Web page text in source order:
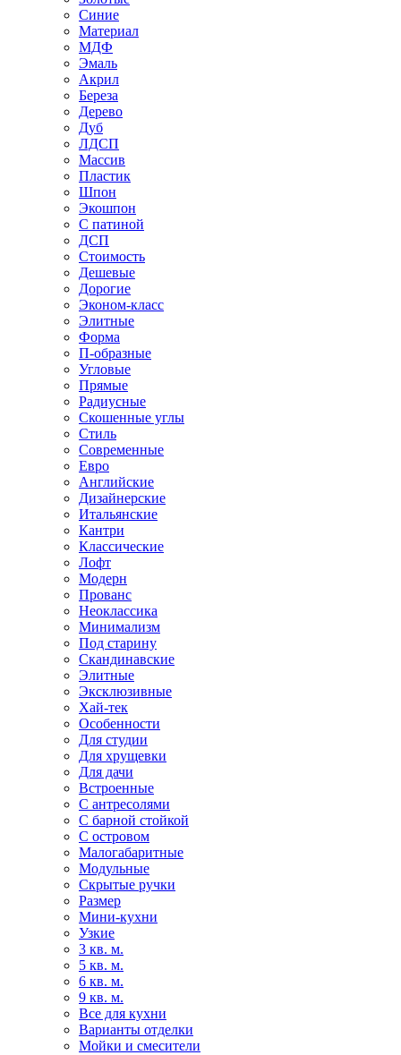
Синие
Материал
МДФ
Эмаль
Акрил
Береза
Дерево
Дуб
ЛДСП
Массив
Пластик
Шпон
Экошпон
С патиной
ДСП
Стоимость
Дешевые
Дорогие
Эконом-класс
Элитные
Форма
П-образные
Угловые
Прямые
Радиусные
Скошенные углы
Стиль
Современные
Евро
Английские
Дизайнерские
Итальянские
Кантри
Классические
Лофт
Модерн
Прованс
Неоклассика
Минимализм
Под старину
Скандинавские
Элитные
Эксклюзивные
Хай-тек
Особенности
Для студии
Для хрущевки
Для дачи
Встроенные
С антресолями
С барной стойкой
С островом
Малогабаритные
Модульные
Скрытые ручки
Размер
Мини-кухни
Узкие
3 кв. м.
5 кв. м.
6 кв. м.
9 кв. м.
Все для кухни
Варианты отделки
Мойки и смесители